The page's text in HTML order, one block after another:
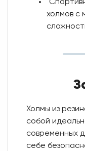
холмов с
Холмы из
собой
современных
себе